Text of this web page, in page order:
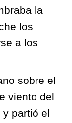
la
los
a los
sobre el
viento del
y partió el